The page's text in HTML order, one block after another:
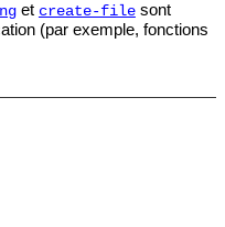
et create-filesont
(par exemple, fonctions